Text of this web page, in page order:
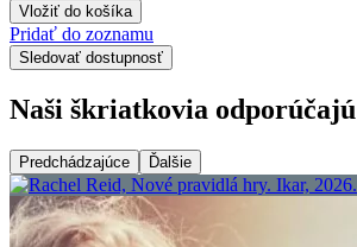
Vložiť do košíka
Pridať do zoznamu
Sledovať dostupnosť
Naši škriatkovia odporúčajú
Predchádzajúce Ďalšie